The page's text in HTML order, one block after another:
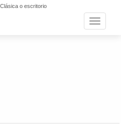
o escritorio
Toggle